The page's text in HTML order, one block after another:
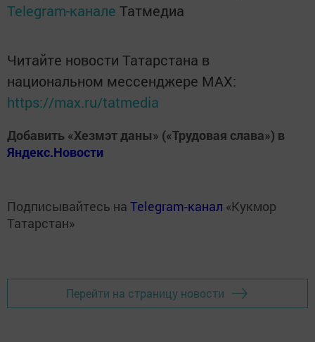
Telegram-канале Татмедиа
Читайте новости Татарстана в
национальном мессенджере MАХ:
https://max.ru/tatmedia
Добавить «Хезмэт даны» («Трудовая слава») в
Яндекс.Новости
Подписывайтесь на Telegram-канал «Кукмор
Татарстан»
Перейти на страницу новости